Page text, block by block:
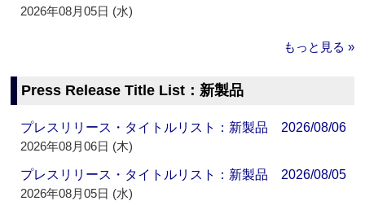
2026年08月05日 (水)
もっと見る »
Press Release Title List：新製品
プレスリリース・タイトルリスト：新製品 2026/08/06
2026年08月06日 (木)
プレスリリース・タイトルリスト：新製品 2026/08/05
2026年08月05日 (水)